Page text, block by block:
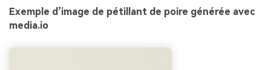
Exemple d’image de pétillant de poire générée avec
media.io